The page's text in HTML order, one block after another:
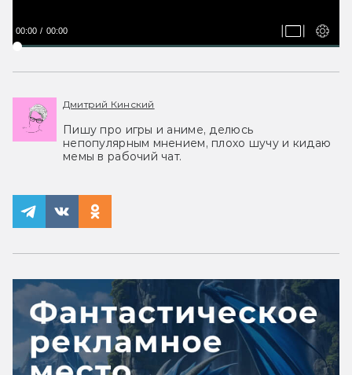
00:00 00:00
Дмитрий Кинский
Пишу про игры и аниме, делюсь
непопулярным мнением, плохо шучу и кидаю
мемы в рабочий чат.